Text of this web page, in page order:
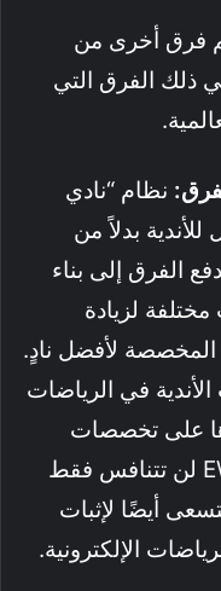
فرق أخرى من
ذلك الفرق التي
نظام “نادي
بدلاً من
الفرق إلى بناء
لزيادة
المخصصة لأفضل نادٍ.
في الرياضات
على تخصصات
متعددة. الفرق المشاركة في EWC لن تتنافس فقط
أيضًا لإثبات
الإلكترونية.